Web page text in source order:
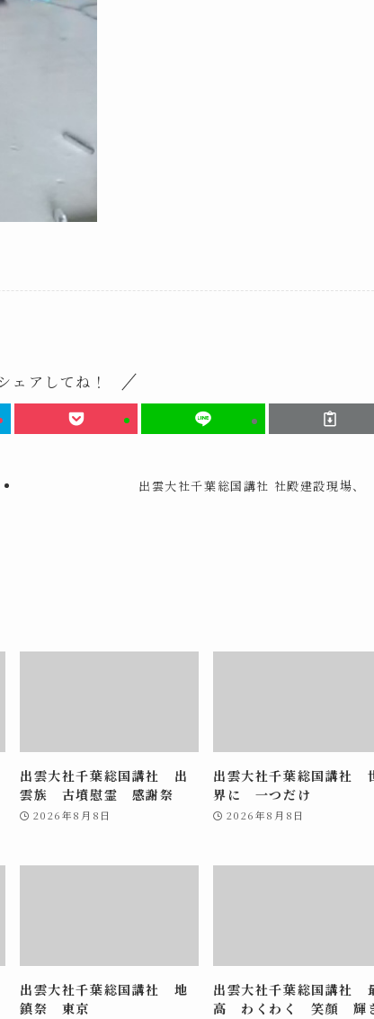
ェアしてね！
出雲大社千葉総国講社 社殿建設現場、
出雲大社千葉総国講社 出
雲族 古墳慰霊 感謝祭
2026年8月8日
出雲大社千葉総国講社
界に 一つだけ
2026年8月8日
出雲大社千葉総国講社 地
鎮祭 東京
出雲大社千葉総国講社
高 わくわく 笑顔 輝